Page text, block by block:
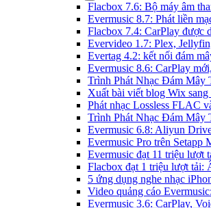
Flacbox 7.6: Bộ máy âm
Evermusic 8.7: Phát liền
Flacbox 7.4: CarPlay được
Evervideo 1.7: Plex,
Evertag 4.2: kết nối đám
Evermusic 8.6: CarPlay
Trình Phát Nhạc Đám Mây
Xuất bài viết blog Wix
Phát nhạc Lossless FLAC
Trình Phát Nhạc Đám Mây
Evermusic 6.8: Aliyun
Evermusic Pro trên Setapp
Evermusic đạt 11 triệu lượt
Flacbox đạt 1 triệu lượt tải:
5 ứng dụng nghe nhạc
Video quảng cáo
Evermusic 3.6: CarPlay,